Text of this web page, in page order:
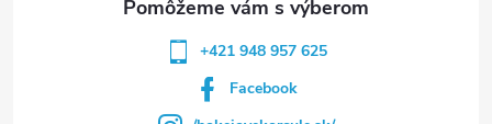
+421 948 957 625
Facebook